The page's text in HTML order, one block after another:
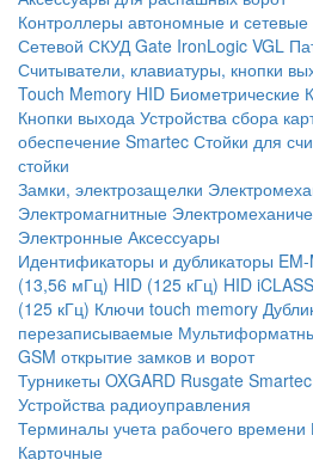
Контроллеры автономные и сетевые
Сетевой СКУД Gate IronLogic VGL
Считыватели, клавиатуры, кнопки
Touch Memory HID Биометрические
Кнопки выхода Устройства сбора
обеспечение Smartec Стойки для
стойки
Замки, электрозащелки
Электромагнитные
Электронные Аксессуары
Идентификаторы и дубликаторы
(13,56 мГц) HID (125 кГц) HID
(125 кГц) Ключи touch memory
перезаписываемые
GSM открытие замков и ворот
Турникеты OXGARD Rusgate Smartec
Устройства радиоуправления
Терминалы учета рабочего времени
Карточные